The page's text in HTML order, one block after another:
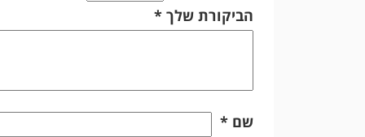
הביקורת שלך *
שם *